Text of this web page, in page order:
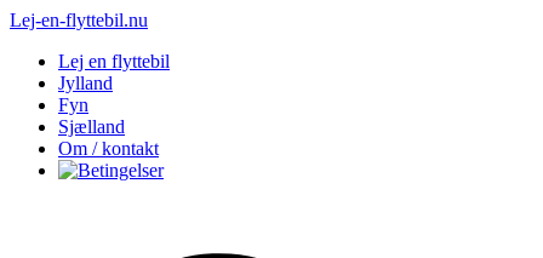
Lej-en-flyttebil.nu
Lej en flyttebil
Jylland
Fyn
Sjælland
Om / kontakt